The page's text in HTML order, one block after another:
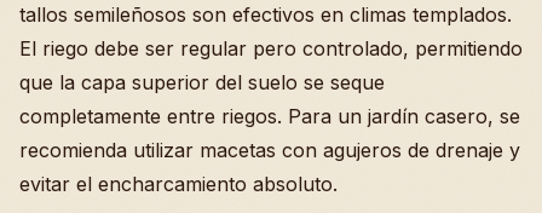
tallos semileñosos son efectivos en climas templados.
El riego debe ser regular pero controlado, permitiendo
que la capa superior del suelo se seque
completamente entre riegos. Para un jardín casero, se
recomienda utilizar macetas con agujeros de drenaje y
evitar el encharcamiento absoluto.